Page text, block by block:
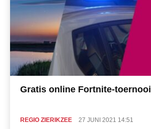
Gratis online Fortnite-toernooi
REGIO ZIERIKZEE 27 JUNI 2021 14:51